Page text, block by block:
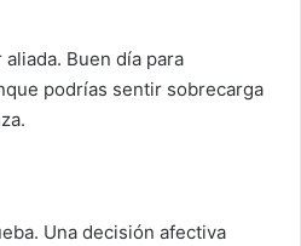
Buen día para
podrías sentir sobrecarga
Una decisión afectiva